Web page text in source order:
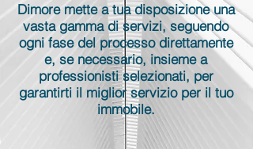
Dimore mette a tua disposizione una
vasta gamma di servizi, seguendo
ogni fase del processo direttamente
e, se necessario, insieme a
professionisti selezionati, per
garantirti il miglior servizio per il tuo
immobile.